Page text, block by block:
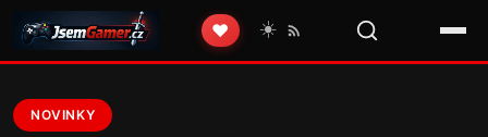
❤️ ☀️
NOVINKY